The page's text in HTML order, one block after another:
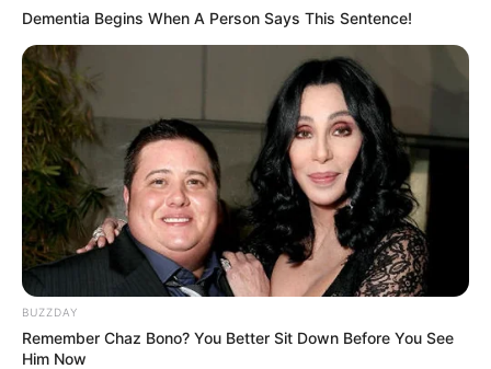
Auf einigen Seiten dieses Projektes sind Affiliate-
Angebote integriert. Wenn etwas darüber gebucht oder
gekauft wird, ist das eine Unterstützung, ohne dass sich
dadurch der Preis ändert.
Dementia Begins When A Person Says This Sentence!
BUZZDAY
Remember Chaz Bono? You Better Sit Down Before You See
Him Now